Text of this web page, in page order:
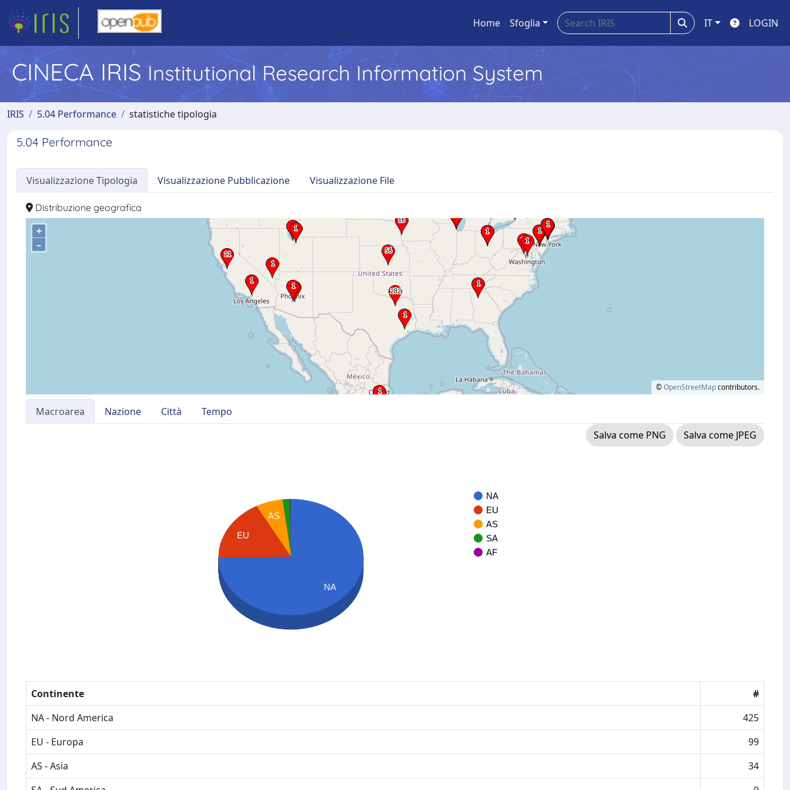
Home Sfoglia IT LOGIN
CINECA IRIS Institutional Research Information System
IRIS 5.04 Performance statistiche tipologia
5.04 Performance
Visualizzazione Tipologia Visualizzazione Pubblicazione Visualizzazione File
Distribuzione geografica
+
–
©OpenStreetMapcontributors.
Macroarea Nazione Città
Tempo
Salva come PNG
Salva come JPEG
NA
EU
AS
SA
AF
AS
EU
NA
Continente
#
NA - Nord America
425
EU - Europa
99
AS - Asia
34